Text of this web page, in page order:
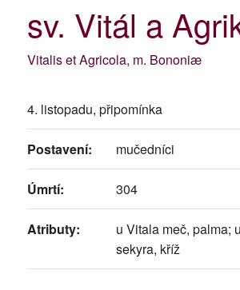
sv. Vitál a
Vitalis et Agricola, m. Bononiæ
4. listopadu, připomínka
Postavení: mučedníci
Úmrtí: 304
Atributy:
u Vitala meč, palma;
sekyra, kříž